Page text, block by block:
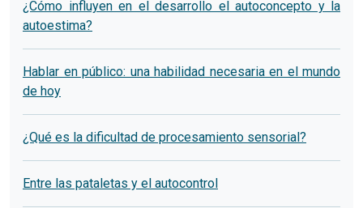
¿Cómo influyen en el desarrollo el autoconcepto y la
autoestima?
Hablar en público: una habilidad necesaria en el mundo
de hoy
¿Qué es la dificultad de procesamiento sensorial?
Entre las pataletas y el autocontrol